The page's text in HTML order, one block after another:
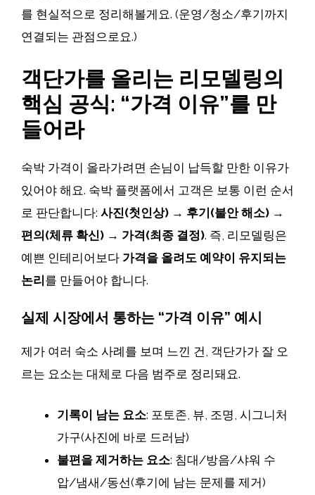
를 현실적으로 정리해볼게요. (운영/청소/후기까지
연결되는 관점으로요.)
객단가를 올리는 리모델링의
핵심 공식: “가격 이유”를 만
들어라
숙박 가격이 올라가려면 손님이 납득할 만한 이유가
있어야 해요. 숙박 플랫폼에서 고객은 보통 이런 순서
로 판단합니다: 사진(첫인상) → 후기(불안 해소) →
편의(체류 확신) → 가격(최종 결정). 즉, 리모델링은
예쁜 인테리어보다 가격을 올려도 예약이 유지되는
논리를 만들어야 합니다.
실제 시장에서 통하는 “가격 이유” 예시
제가 여러 숙소 사례를 보며 느낀 건, 객단가가 잘 오
르는 요소는 대체로 다음 범주로 정리돼요.
기록이 남는 요소: 포토존, 뷰, 조명, 시그니처
가구(사진에 바로 드러남)
불편을 제거하는 요소: 침대/방음/샤워 수
압/냄새/동선(후기에 남는 문제를 제거)